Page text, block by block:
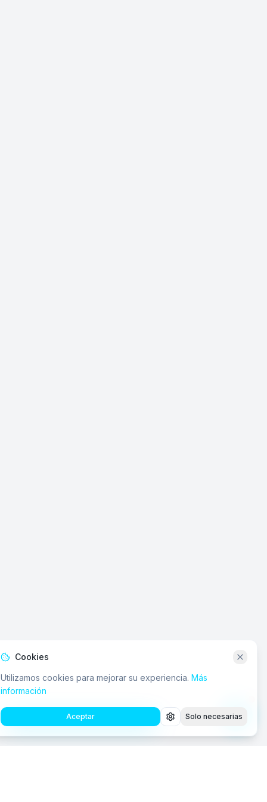
Cookies
Utilizamos cookies para mejorar su experiencia. Más
información
Aceptar Solo necesarias